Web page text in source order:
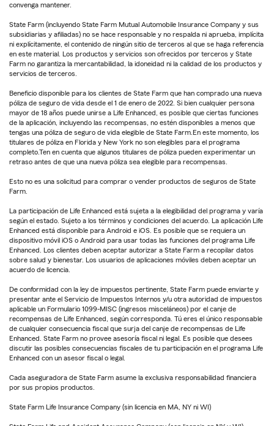
convenga mantener.
State Farm (incluyendo State Farm Mutual Automobile Insurance Company y sus
subsidiarias y afiliadas) no se hace responsable y no respalda ni aprueba, implícita
ni explícitamente, el contenido de ningún sitio de terceros al que se haga referencia
en este material. Los productos y servicios son ofrecidos por terceros y State
Farm no garantiza la mercantabilidad, la idoneidad ni la calidad de los productos y
servicios de terceros.
Beneficio disponible para los clientes de State Farm que han comprado una nueva
póliza de seguro de vida desde el 1 de enero de 2022. Si bien cualquier persona
mayor de 18 años puede unirse a Life Enhanced, es posible que ciertas funciones
de la aplicación, incluyendo las recompensas, no estén disponibles a menos que
tengas una póliza de seguro de vida elegible de State Farm.En este momento, los
titulares de póliza en Florida y New York no son elegibles para el programa
completo.Ten en cuenta que algunos titulares de póliza pueden experimentar un
retraso antes de que una nueva póliza sea elegible para recompensas.
Esto no es una solicitud para comprar o vender productos de seguros de State
Farm.
La participación de Life Enhanced está sujeta a la elegibilidad del programa y varía
según el estado. Sujeto a los términos y condiciones del acuerdo. La aplicación Life
Enhanced está disponible para Android e iOS. Es posible que se requiera un
dispositivo móvil iOS o Android para usar todas las funciones del programa Life
Enhanced. Los clientes deben aceptar autorizar a State Farm a recopilar datos
sobre salud y bienestar. Los usuarios de aplicaciones móviles deben aceptar un
acuerdo de licencia.
De conformidad con la ley de impuestos pertinente, State Farm puede enviarte y
presentar ante el Servicio de Impuestos Internos y/u otra autoridad de impuestos
aplicable un Formulario 1099-MISC (ingresos misceláneos) por el canje de
recompensas de Life Enhanced, según corresponda. Tú eres el único responsable
de cualquier consecuencia fiscal que surja del canje de recompensas de Life
Enhanced. State Farm no provee asesoría fiscal ni legal. Es posible que desees
discutir las posibles consecuencias fiscales de tu participación en el programa Life
Enhanced con un asesor fiscal o legal.
Cada aseguradora de State Farm asume la exclusiva responsabilidad financiera
por sus propios productos.
State Farm Life Insurance Company (sin licencia en MA, NY ni WI)